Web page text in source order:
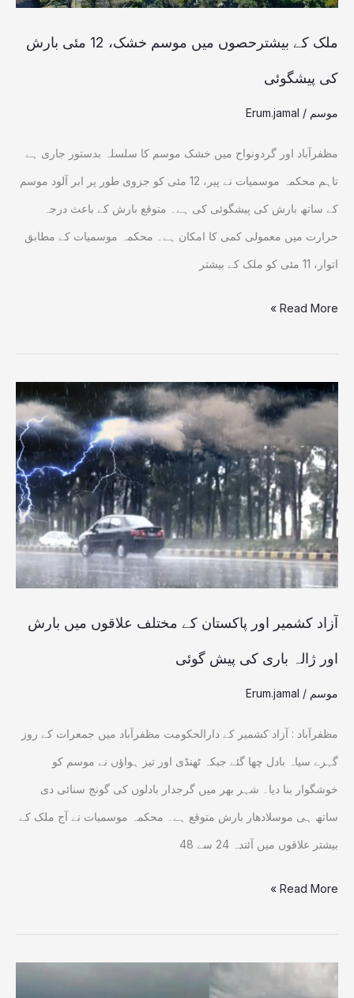
ملک کے بیشترحصوں میں موسم خشک، 12 مئی بارش
کی پیشگوئی
موسم /
Erum.jamal
مظفرآباد اور گردونواح میں خشک موسم کا سلسلہ بدستور جاری ہے
تاہم محکمہ موسمیات نے پیر، 12 مئی کو جزوی طور پر ابر آلود موسم
کے ساتھ بارش کی پیشگوئی کی ہے۔ متوقع بارش کے باعث درجہ
حرارت میں معمولی کمی کا امکان ہے۔ محکمہ موسمیات کے مطابق
اتوار، 11 مئی کو ملک کے بیشتر
مئی
بارش
پیشگوئی
Read More »
آزاد کشمیر اور پاکستان کے مختلف علاقوں میں بارش
اور ژالہ باری کی پیش گوئی
موسم /
Erum.jamal
مظفرآباد : آزاد کشمیر کے دارالحکومت مظفرآباد میں جمعرات کے روز
گہرے سیاہ بادل چھا گئے جبکہ ٹھنڈی اور تیز ہواؤں نے موسم کو
خوشگوار بنا دیا۔ شہر بھر میں گرجدار بادلوں کی گونج سنائی دی
ساتھ ہی موسلادھار بارش متوقع ہے۔ محکمہ موسمیات نے آج ملک کے
بیشتر علاقوں میں آئندہ 24 سے 48
آزاد
اور
پاکستان
کے
مختلف
علاقوں
میں
بارش
ژالہ
باری
کی
پیش
Read More »